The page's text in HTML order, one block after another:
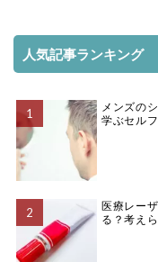
人気記事ランキング
メンズの
学ぶセル
医療レー
る？考え